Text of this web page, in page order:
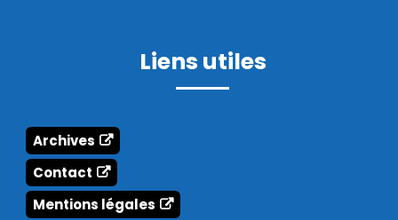
Liens utiles
Archives
Contact
Mentions légales